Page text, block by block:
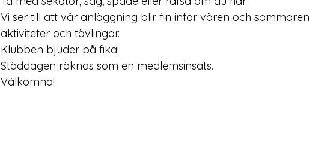
Vi ser till att vår anläggning blir fin inför våren och
aktiviteter och tävlingar.
Klubben bjuder på fika!
Städdagen räknas som en medlemsinsats.
Välkomna!